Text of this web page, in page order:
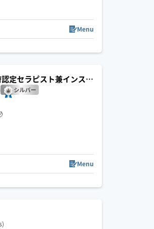
の方はお伝え下さい)
のスペース）持ち込み可能
ベッド希望″とお書きくだ
Menu
定セラピスト兼インスト
シルバー
は、移動時間の都合により
座取得
Menu